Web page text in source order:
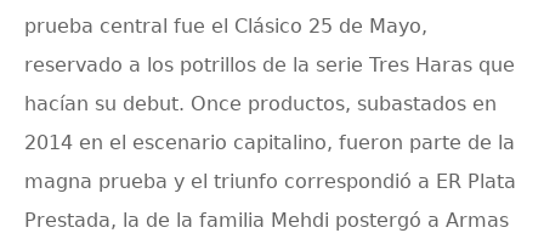
prueba central fue el Clásico 25 de Mayo,
reservado a los potrillos de la serie Tres Haras que
hacían su debut. Once productos, subastados en
2014 en el escenario capitalino, fueron parte de la
magna prueba y el triunfo correspondió a ER Plata
Prestada, la de la familia Mehdi postergó a Armas